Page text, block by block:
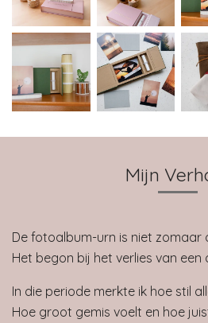
Mijn
De fotoalbum-urn is niet zomaar
Het begon bij het verlies van een
In die periode merkte ik hoe stil
Hoe groot gemis voelt en hoe